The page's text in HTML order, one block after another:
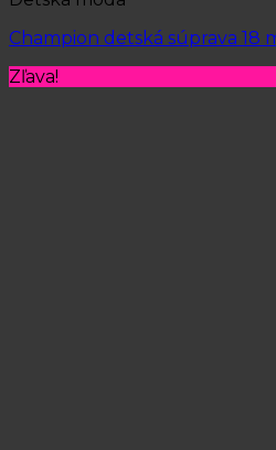
Champion detská súprava 18
Zľava!